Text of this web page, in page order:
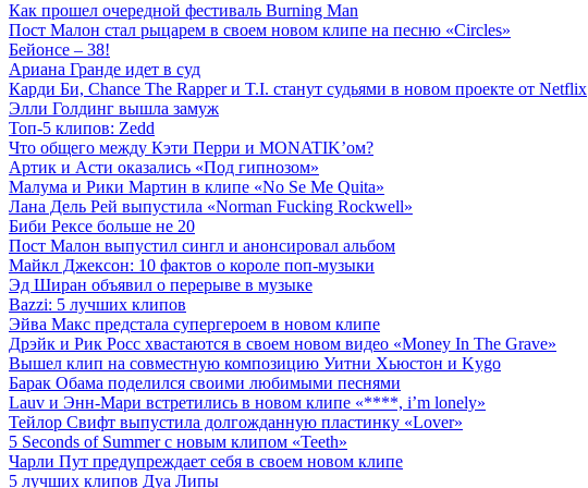
Как прошел очередной фестиваль Burning Man
Пост Малон стал рыцарем в своем новом клипе на песню «Circles»
Бейонсе – 38!
Ариана Гранде идет в суд
Карди Би, Chance The Rapper и T.I. станут судьями в новом проекте от Netflix
Элли Голдинг вышла замуж
Топ-5 клипов: Zedd
Что общего между Кэти Перри и MONATIK’ом?
Артик и Асти оказались «Под гипнозом»
Малума и Рики Мартин в клипе «No Se Me Quita»
Лана Дель Рей выпустила «Norman Fucking Rockwell»
Биби Рексе больше не 20
Пост Малон выпустил сингл и анонсировал альбом
Майкл Джексон: 10 фактов о короле поп-музыки
Эд Ширан объявил о перерыве в музыке
Bazzi: 5 лучших клипов
Эйва Макс предстала супергероем в новом клипе
Дрэйк и Рик Росс хвастаются в своем новом видео «Money In The Grave»
Вышел клип на совместную композицию Уитни Хьюстон и Kygo
Барак Обама поделился своими любимыми песнями
Lauv и Энн-Мари встретились в новом клипе «****, i’m lonely»
Тейлор Свифт выпустила долгожданную пластинку «Lover»
5 Seconds of Summer с новым клипом «Teeth»
Чарли Пут предупреждает себя в своем новом клипе
5 лучших клипов Дуа Липы